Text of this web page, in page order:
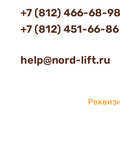
+7 (812) 466-68-98
+7 (812) 451-66-86
help@nord-lift.ru